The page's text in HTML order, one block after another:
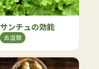
サンチュの効能
去湿類